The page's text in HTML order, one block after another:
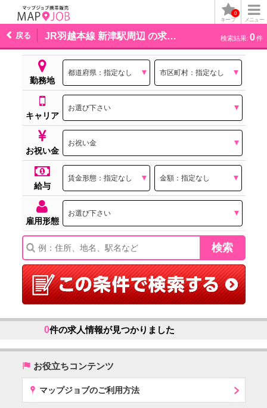
メニュー
キープ
0
JR羽越本線 新津駅周辺 の求人一覧
戻る 検索結果: 0件
勤務地
キャリア
お祝い金
給与
雇用形態
0件の求人情報が見つかりました
( お役立ちコンテンツ
x マップジョブのご利用方法